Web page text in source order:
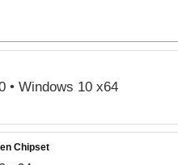
• Windows 10 x64
Chipset